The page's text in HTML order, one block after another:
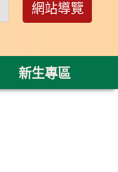
網站導覽
新生專區